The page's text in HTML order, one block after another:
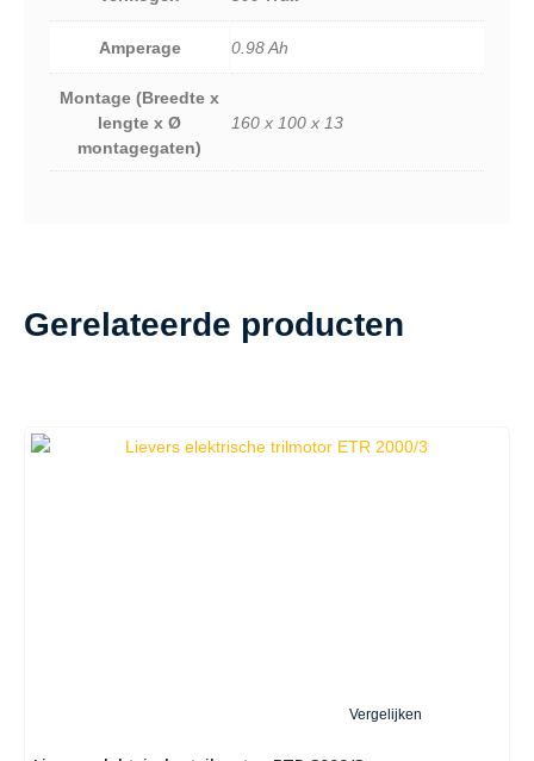
Amperage 0.98 Ah
Montage (Breedte x
lengte x Ø
montagegaten)
160 x 100 x 13
Gerelateerde producten
Vergelijken